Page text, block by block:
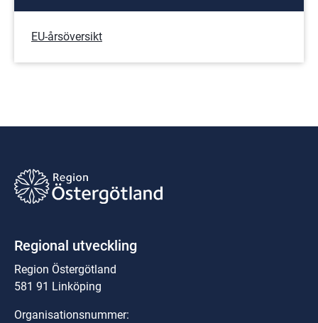
EU-årsöversikt
Regional utveckling
Region Östergötland
581 91 Linköping
Organisationsnummer: